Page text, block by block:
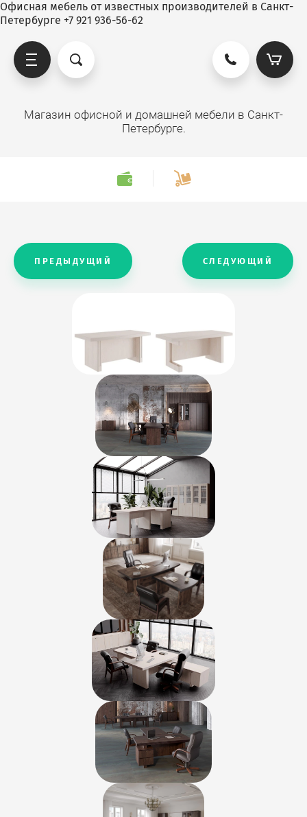
Офисная мебель от известных производителей в Санкт-
Петербурге +7 921 936-56-62
Магазин офисной и домашней мебели в Санкт-
Петербурге.
ПРЕДЫДУЩИЙ СЛЕДУЮЩИЙ